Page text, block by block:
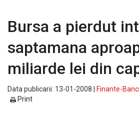
Bursa a pierdut
saptamana
miliarde lei din
Data publicarii: 13-01-2008 |
Finante-Banci
Print